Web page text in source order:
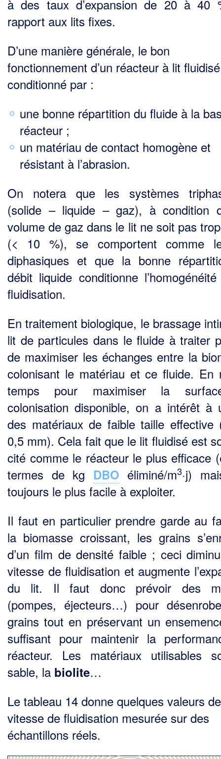
à des taux d’expansion de 20 à 40
rapport aux lits fixes.
D’une manière générale, le bon
fonctionnement d’un réacteur à lit
conditionné par :
une bonne répartition du fluide à la
réacteur ;
un matériau de contact homogène et
résistant à l’abrasion.
On notera que les systèmes
(solide – liquide – gaz), à condition
volume de gaz dans le lit ne soit pas
(< 10 %), se comportent comme
diphasiques et que la bonne
débit liquide conditionne
fluidisation.
En traitement biologique, le brassage
lit de particules dans le fluide à traiter
de maximi­ser les échanges entre la
colonisant le matériau et ce fluide. En
temps pour maximiser la
colonisation disponible, on a intérêt à
des matériaux de faible taille effective
0,5 mm). Cela fait que le lit fluidisé est
cité comme le réacteur le plus efficace
termes de kg DBO éliminé/m3·j)
toujours le plus facile à exploiter.
Il faut en particulier prendre garde au
la biomasse croissant, les grains
d’un film de densité faible ; ceci
vitesse de fluidisation et augmente
du lit. Il faut donc prévoir des
(pompes, éjecteurs…) pour
grains tout en préservant un
suf­fisant pour maintenir la
réacteur. Les matériaux utilisables
sable, la biolite…
Le tableau 14 donne quelques valeurs de
vitesse de fluidisation mesurée sur des
échantillons réels.